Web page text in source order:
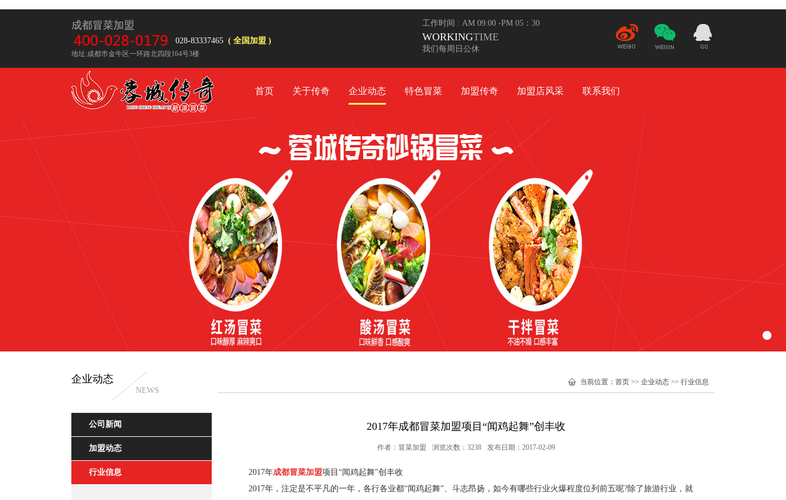
成都冒菜加盟
( 全国加盟 )
028-83337465
地址:成都市金牛区一环路北四段164号3楼
工作时间 : AM 09:00 -PM 05：30
WORKINGTIME
我们每周日公休
新
首页 关于传奇 企业动态 特色冒菜 加盟传奇 加盟店风采 联系我们
企业动态
NEWS
公司新闻
加盟动态
行业信息
当前位置 ： 首页 >> 企业动态 >> 行业信息
2017年成都冒菜加盟项目“闻鸡起舞”创丰收
作者：冒菜加盟 浏览次数：3238 发布日期：2017-02-09
2017年成都冒菜加盟项目“闻鸡起舞”创丰收
2017年，注定是不平凡的一年，各行各业都“闻鸡起舞”、斗志昂扬，如今有哪些行业火爆程度位列前五呢?除了旅游行业，就